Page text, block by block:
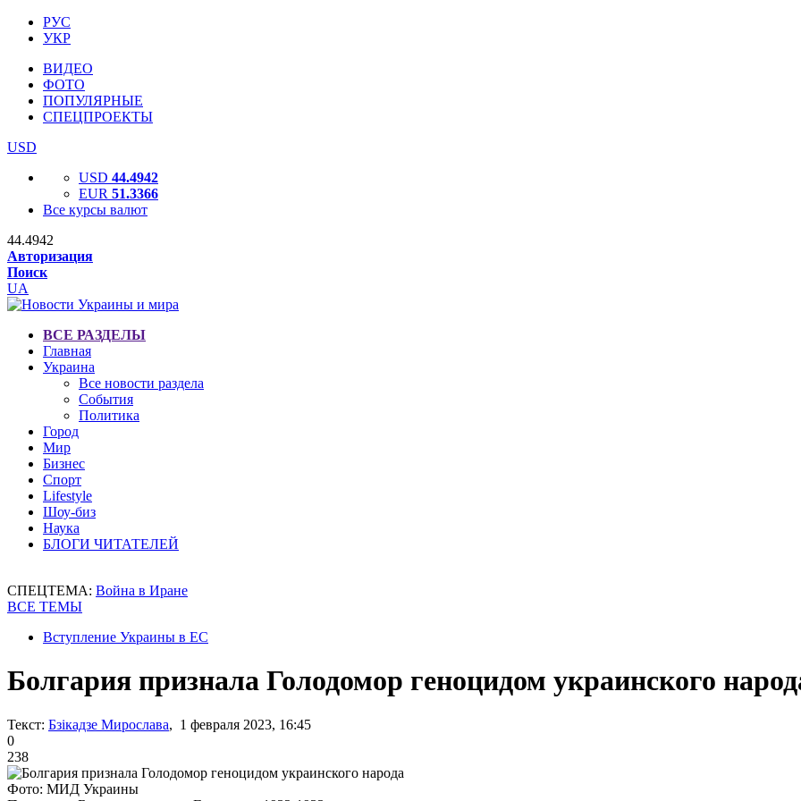
РУС
УКР
ВИДЕО
ФОТО
ПОПУЛЯРНЫЕ
СПЕЦПРОЕКТЫ
USD
USD 44.4942
EUR 51.3366
Все курсы валют
44.4942
Авторизация
Поиск
UA
ВСЕ РАЗДЕЛЫ
Главная
Украина
Все новости раздела
События
Политика
Город
Мир
Бизнес
Спорт
Lifestyle
Шоу-биз
Наука
БЛОГИ ЧИТАТЕЛЕЙ
СПЕЦТЕМА: Война в Иране
ВСЕ ТЕМЫ
Вступление Украины в ЕС
Болгария признала Голодомор геноцидом украинского
Текст: Бзікадзе Мирослава, 1 февраля 2023, 16:45
0
238
Фото: МИД Украины